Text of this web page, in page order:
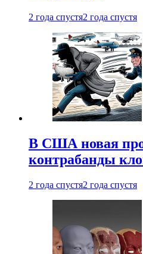
2 года спустя2 года спустя
В США новая
контрабанды
2 года спустя2 года спустя